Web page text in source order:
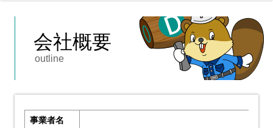
会社概要
outline
事業者名